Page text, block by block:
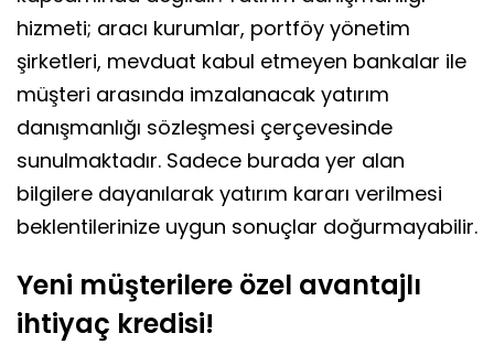
hizmeti; aracı kurumlar, portföy yönetim
şirketleri, mevduat kabul etmeyen bankalar ile
müşteri arasında imzalanacak yatırım
danışmanlığı sözleşmesi çerçevesinde
sunulmaktadır. Sadece burada yer alan
bilgilere dayanılarak yatırım kararı verilmesi
beklentilerinize uygun sonuçlar doğurmayabilir.
Yeni müşterilere özel avantajlı
ihtiyaç kredisi!